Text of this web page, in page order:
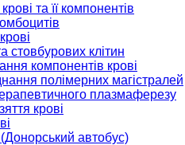
та її компонентів
стовбурових клітин
компонентів крові
полімерних магістралей
плазмаферезу
крові
автобус)